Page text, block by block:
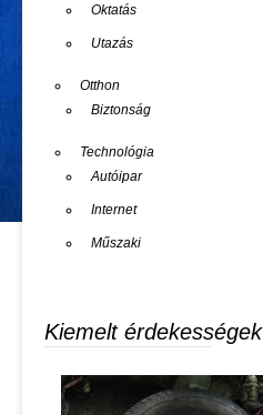
Oktatás
Utazás
Otthon
Biztonság
Technológia
Autóipar
Internet
Műszaki
Kiemelt érdekességek